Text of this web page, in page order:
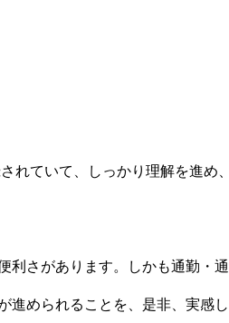
ていて、しっかり理解を進め
さがあります。しかも通勤・
められることを、是非、実感し